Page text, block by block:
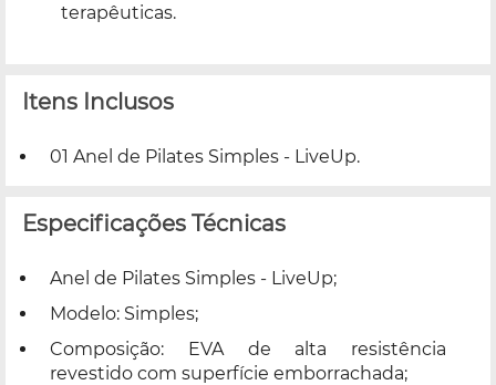
terapêuticas.
Itens Inclusos
01 Anel de Pilates Simples - LiveUp.
Especificações Técnicas
Anel de Pilates Simples - LiveUp;
Modelo: Simples;
Composição: EVA de alta resistência
revestido com superfície emborrachada;